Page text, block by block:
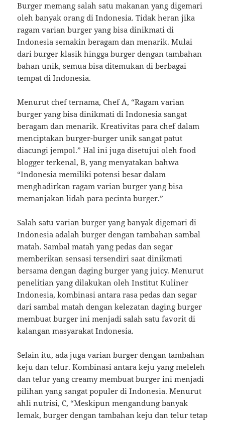
Burger memang salah satu makanan yang digemari
oleh banyak orang di Indonesia. Tidak heran jika
ragam varian burger yang bisa dinikmati di
Indonesia semakin beragam dan menarik. Mulai
dari burger klasik hingga burger dengan tambahan
bahan unik, semua bisa ditemukan di berbagai
tempat di Indonesia.
Menurut chef ternama, Chef A, “Ragam varian
burger yang bisa dinikmati di Indonesia sangat
beragam dan menarik. Kreativitas para chef dalam
menciptakan burger-burger unik sangat patut
diacungi jempol.” Hal ini juga disetujui oleh food
blogger terkenal, B, yang menyatakan bahwa
“Indonesia memiliki potensi besar dalam
menghadirkan ragam varian burger yang bisa
memanjakan lidah para pecinta burger.”
Salah satu varian burger yang banyak digemari di
Indonesia adalah burger dengan tambahan sambal
matah. Sambal matah yang pedas dan segar
memberikan sensasi tersendiri saat dinikmati
bersama dengan daging burger yang juicy. Menurut
penelitian yang dilakukan oleh Institut Kuliner
Indonesia, kombinasi antara rasa pedas dan segar
dari sambal matah dengan kelezatan daging burger
membuat burger ini menjadi salah satu favorit di
kalangan masyarakat Indonesia.
Selain itu, ada juga varian burger dengan tambahan
keju dan telur. Kombinasi antara keju yang meleleh
dan telur yang creamy membuat burger ini menjadi
pilihan yang sangat populer di Indonesia. Menurut
ahli nutrisi, C, “Meskipun mengandung banyak
lemak, burger dengan tambahan keju dan telur tetap